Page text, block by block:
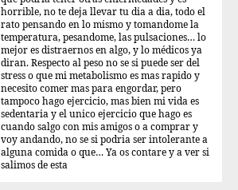
horrible, no te deja llevar tu dia a dia, todo el
rato pensando en lo mismo y tomandome la
temperatura, pesandome, las pulsaciones… lo
mejor es distraernos en algo, y lo médicos ya
diran. Respecto al peso no se si puede ser del
stress o que mi metabolismo es mas rapido y
necesito comer mas para engordar, pero
tampoco hago ejercicio, mas bien mi vida es
sedentaria y el unico ejercicio que hago es
cuando salgo con mis amigos o a comprar y
voy andando, no se si podria ser intolerante a
alguna comida o que… Ya os contare y a ver si
salimos de esta